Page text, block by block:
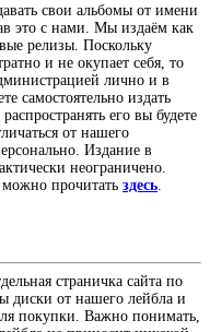
свои альбомы от имени
это с нами. Мы издаём как
релизы. Поскольку
и не окупает себя, то
лично и в
самостоятельно издать
его вы будете
от нашего
Издание в
неограничено.
прочитать здесь
страничка сайта по
диски от нашего лейбла и
покупки. Важно понимать,